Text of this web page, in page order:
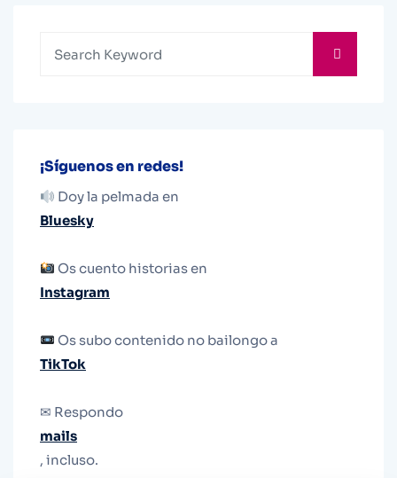
¡Síguenos en redes!
Doy la pelmada en
Bluesky
Os cuento historias en
Instagram
Os subo contenido no bailongo a
TikTok
✉ Respondo
mails
, incluso.